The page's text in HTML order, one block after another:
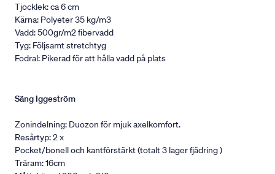
Tjocklek: ca 6 cm
Kärna: Polyeter 35 kg/m3
Vadd: 500gr/m2 fibervadd
Tyg: Följsamt stretchtyg
Fodral: Pikerad för att hålla vadd på plats
Säng Iggeström
Zonindelning: Duozon för mjuk axelkomfort.
Resårtyp: 2 x
Pocket/bonell och kantförstärkt (totalt 3 lager fjädring )
Träram: 16cm